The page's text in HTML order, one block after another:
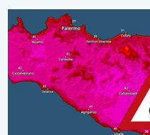
Sud Italia rovente: incendi